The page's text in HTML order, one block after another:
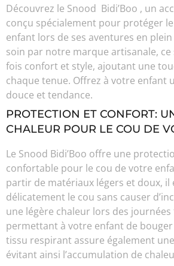
Découvrez le Snood Bidi’Boo , un
conçu spécialement pour protéger
enfant lors de ses aventures en
soin par notre marque artisanale,
fois confort et style, ajoutant une
chaque tenue. Offrez à votre enfant
douce et tendance.
PROTECTION ET CONFORT:
CHALEUR POUR LE COU DE
Le Snood Bidi’Boo offre une
confortable pour le cou de votre
partir de matériaux légers et doux, il
délicatement le cou sans causer
une légère chaleur lors des
permettant à votre enfant de
tissu respirant assure également
évitant ainsi l’accumulation de